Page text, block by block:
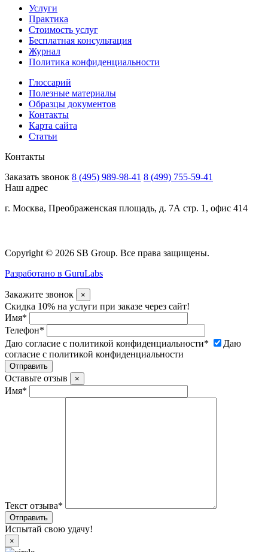
Услуги
Практика
Стоимость услуг
Бесплатная консультация
Журнал
Политика конфиденциальности
Глоссарий
Полезные материалы
Образцы документов
Контакты
Карта сайта
Статьи
Контакты
Заказать звонок 8 (495) 989-98-41 8 (499) 755-59-41
Наш адрес
г. Москва, Преображенская площадь, д. 7А стр. 1, офис 414
Copyright © 2026 SB Group. Все права защищены.
Разработано в GuruLabs
Закажите звонок ×
Скидка 10% на услуги при заказе через сайт!
Имя*
Телефон*
Даю согласие с политикой конфиденциальности*
Даю
согласие с политикой конфиденциальности
Оставьте отзыв ×
Имя*
Текст отзыва*
Испытай свою удачу!
×